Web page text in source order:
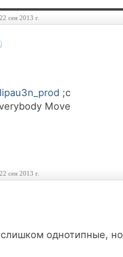
22 сен 2013 г.
;c
Move
22 сен 2013 г.
однотипные,